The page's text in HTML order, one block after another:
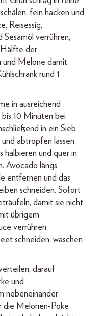
fein hacken und
Reisessig,
verrühren,
der
und Melone damit
rund 1
in ausreichend
bis 10 Minuten bei
in ein Sieb
abtropfen lassen.
halbieren und quer in
Avocado längs
entfernen und das
schneiden. Sofort
damit sie nicht
übrigem
verrühren.
schneiden, waschen
darauf
und
nebeneinander
die Melonen-Poke